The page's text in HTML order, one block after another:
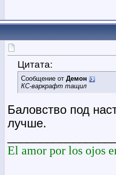
Цитата:
Сообщение от Демон
КС-варкрафт тащил
Баловство под
лучше.
El amor por los ojos